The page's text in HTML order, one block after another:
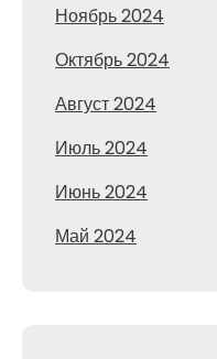
Ноябрь 2024
Октябрь 2024
Август 2024
Июль 2024
Июнь 2024
Май 2024